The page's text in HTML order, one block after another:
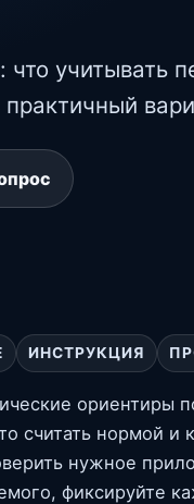
учитывать
ИНСТРУКЦИЯ
ориентиры
считать нормой
нужное
фиксируйте